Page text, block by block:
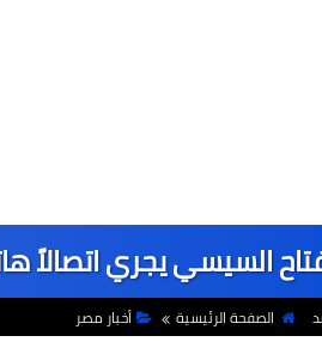
السيسي يجري اتصالاً
الصفحة الرئيسية أخبار مصر